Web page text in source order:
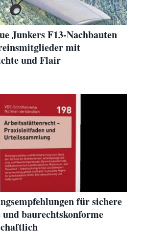
Junkers F13-Nachbauten
mit
und Flair
für sichere
baurechtskonforme